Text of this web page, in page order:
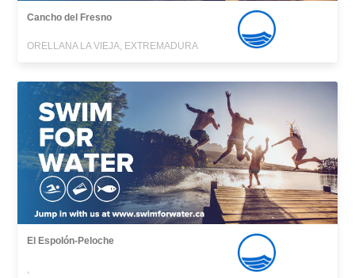
Cancho del Fresno
ORELLANA LA VIEJA, EXTREMADURA
El Espolón-Peloche
,